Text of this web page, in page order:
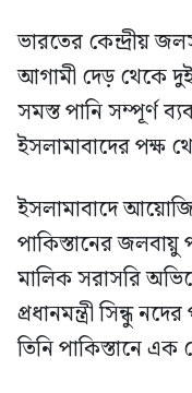
ভারতের কেন্দ্রীয়
আগামী দেড় থেকে
সমস্ত পানি সম্পূর্ণ
ইসলামাবাদের পক্ষ
ইসলামাবাদে
পাকিস্তানের জলবায়ু
মালিক সরাসরি
প্রধানমন্ত্রী সিন্ধু
তিনি পাকিস্তানে